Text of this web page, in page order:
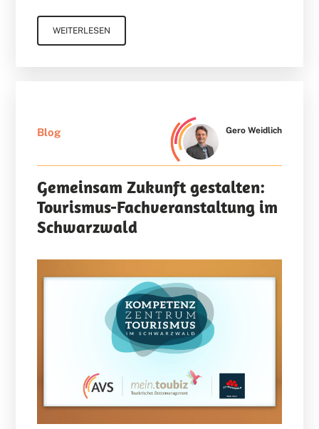
WEITERLESEN
Blog Gero Weidlich
Gemeinsam Zukunft gestalten:
Tourismus-Fachveranstaltung im
Schwarzwald